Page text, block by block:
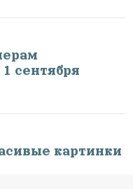
сентября
картинки